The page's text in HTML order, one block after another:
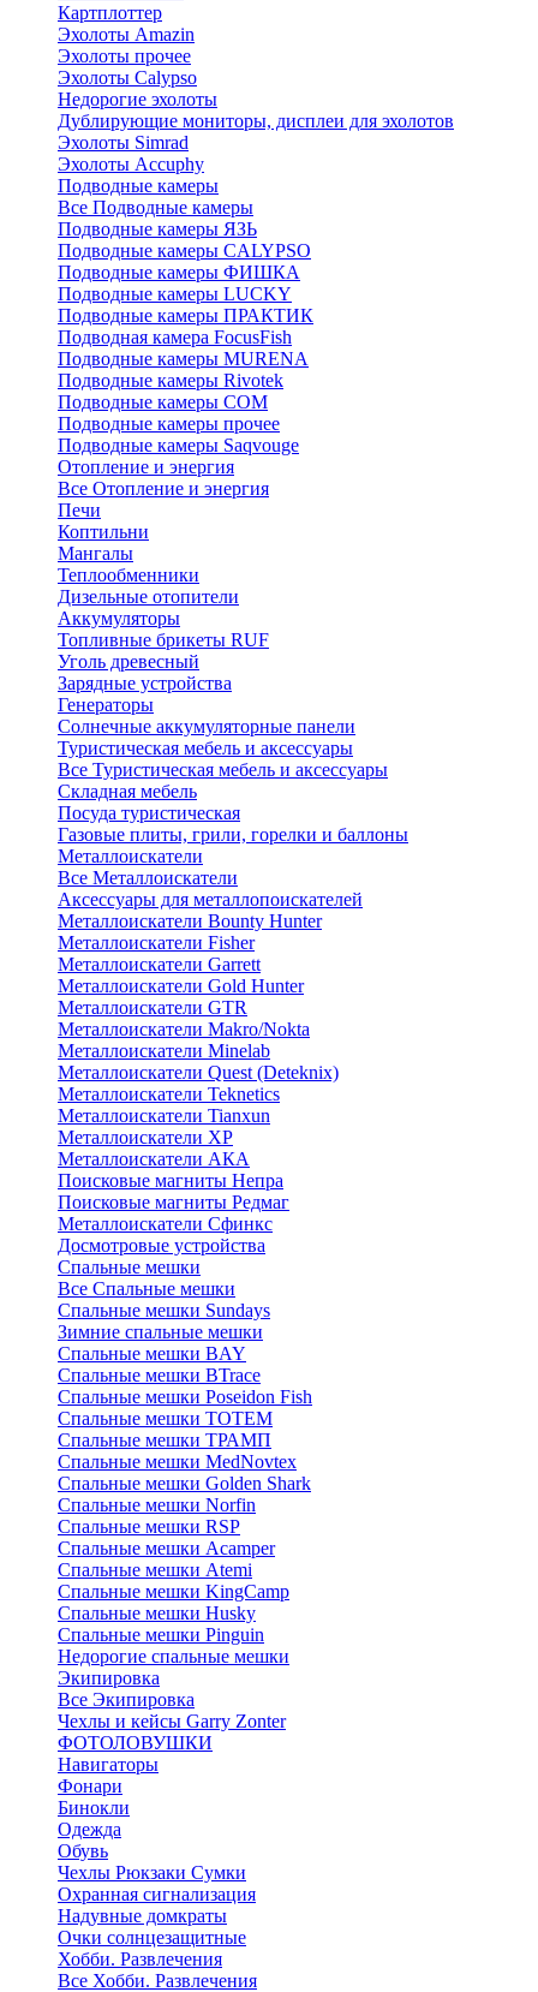
Картплоттер
Эхолоты Amazin
Эхолоты прочее
Эхолоты Calypso
Недорогие эхолоты
Дублирующие мониторы, дисплеи для эхолотов
Эхолоты Simrad
Эхолоты Accuphy
Подводные камеры
Все Подводные камеры
Подводные камеры ЯЗЬ
Подводные камеры CALYPSO
Подводные камеры ФИШКА
Подводные камеры LUCKY
Подводные камеры ПРАКТИК
Подводная камера FocusFish
Подводные камеры MURENA
Подводные камеры Rivotek
Подводные камеры СОМ
Подводные камеры прочее
Подводные камеры Saqvouge
Отопление и энергия
Все Отопление и энергия
Печи
Коптильни
Мангалы
Теплообменники
Дизельные отопители
Аккумуляторы
Топливные брикеты RUF
Уголь древесный
Зарядные устройства
Генераторы
Солнечные аккумуляторные панели
Туристическая мебель и аксессуары
Все Туристическая мебель и аксессуары
Складная мебель
Посуда туристическая
Газовые плиты, грили, горелки и баллоны
Металлоискатели
Все Металлоискатели
Аксессуары для металлопоискателей
Металлоискатели Bounty Hunter
Металлоискатели Fisher
Металлоискатели Garrett
Металлоискатели Gold Hunter
Металлоискатели GTR
Металлоискатели Makro/Nokta
Металлоискатели Minelab
Металлоискатели Quest (Deteknix)
Металлоискатели Teknetics
Металлоискатели Tianxun
Металлоискатели XP
Металлоискатели АКА
Поисковые магниты Непра
Поисковые магниты Редмаг
Металлоискатели Сфинкс
Досмотровые устройства
Спальные мешки
Все Спальные мешки
Спальные мешки Sundays
Зимние спальные мешки
Спальные мешки BAY
Спальные мешки BTrace
Спальные мешки Poseidon Fish
Спальные мешки ТОТЕМ
Спальные мешки ТРАМП
Cпальные мешки MedNovtex
Спальные мешки Golden Shark
Спальные мешки Norfin
Спальные мешки RSP
Спальные мешки Acamper
Спальные мешки Atemi
Спальные мешки KingCamp
Спальные мешки Husky
Спальные мешки Pinguin
Недорогие спальные мешки
Экипировка
Все Экипировка
Чехлы и кейсы Garry Zonter
ФОТОЛОВУШКИ
Навигаторы
Фонари
Бинокли
Одежда
Обувь
Чехлы Рюкзаки Сумки
Охранная сигнализация
Надувные домкраты
Очки солнцезащитные
Хобби. Развлечения
Все Хобби. Развлечения